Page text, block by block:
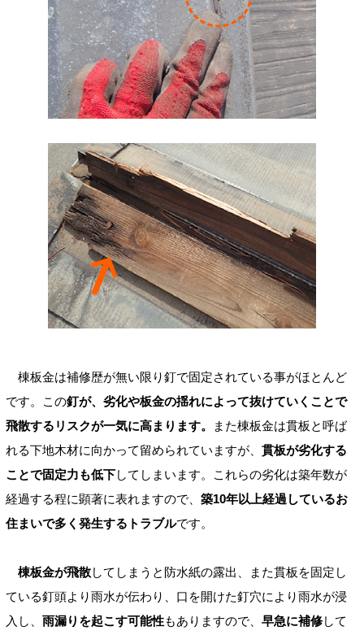
棟板金は補修歴が無い限り釘で固定されている事がほとんど
です。この釘が、劣化や板金の揺れによって抜けていくことで
飛散するリスクが一気に高まります。
また棟板金は貫板と呼ば
れる下地木材に向かって留められていますが、 貫板が劣化する
ことで固定力も低下してしまいます。これらの劣化は築年数が
経過する程に顕著に表れますので、 築10年以上経過しているお
住まいで多く発生するトラブルです。
棟板金が飛散してしまうと防水紙の露出、また貫板を固定し
ている釘頭より雨水が伝わり、口を開けた釘穴により雨水が浸
入し、 雨漏りを起こす可能性もありますので、 早急に補修して